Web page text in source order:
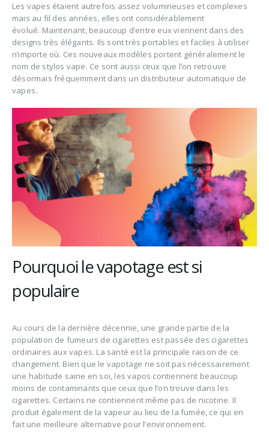
Les vapes étaient autrefois assez volumineuses et complexes
mais au fil des années, elles ont considérablement
évolué. Maintenant, beaucoup d’entre eux viennent dans des
designs très élégants. Ils sont très portables et faciles à utiliser
n’importe où. Ces nouveaux modèles portent généralement le
nom de stylos vape. Ce sont aussi ceux que l’on retrouve
désormais fréquemment dans un distributeur automatique de
vapes.
Pourquoi le vapotage est si
populaire
Au cours de la dernière décennie, une grande partie de la
population de fumeurs de cigarettes est passée des cigarettes
ordinaires aux vapes. La santé est la principale raison de ce
changement. Bien que le vapotage ne soit pas nécessairement
une habitude saine en soi, les vapos contiennent beaucoup
moins de contaminants que ceux que l’on trouve dans les
cigarettes. Certains ne contiennent même pas de nicotine. Il
produit également de la vapeur au lieu de la fumée, ce qui en
fait une meilleure alternative pour l’environnement.